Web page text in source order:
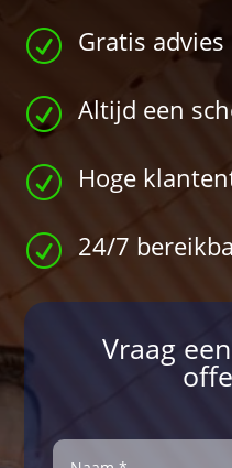
R Gratis
R Altijd een
R Hoge
R 24/7
Vraag